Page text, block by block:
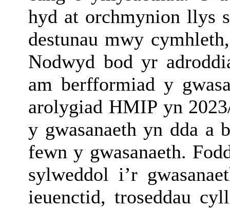
hyd at orchmynion llys
destunau mwy
Nodwyd bod yr
am berfformiad y
arolygiad HMIP yn
y gwasanaeth yn dda a
fewn y gwasanaeth.
sylweddol i’r
ieuenctid, troseddau